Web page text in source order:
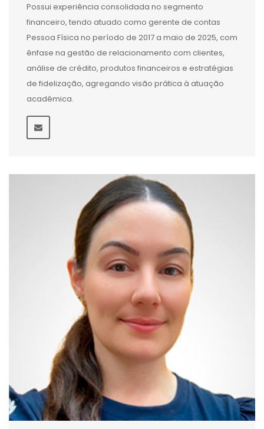
Possui experiência consolidada no segmento
financeiro, tendo atuado como gerente de contas
Pessoa Física no período de 2017 a maio de 2025, com
ênfase na gestão de relacionamento com clientes,
análise de crédito, produtos financeiros e estratégias
de fidelização, agregando visão prática à atuação
acadêmica.